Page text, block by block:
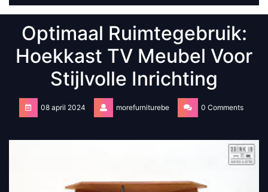
Button
Optimaal Ruimtegebruik:
Hoekkast TV Meubel Voor
Stijlvolle Inrichting
08 april 2024 morefurniturebe 0 Comments